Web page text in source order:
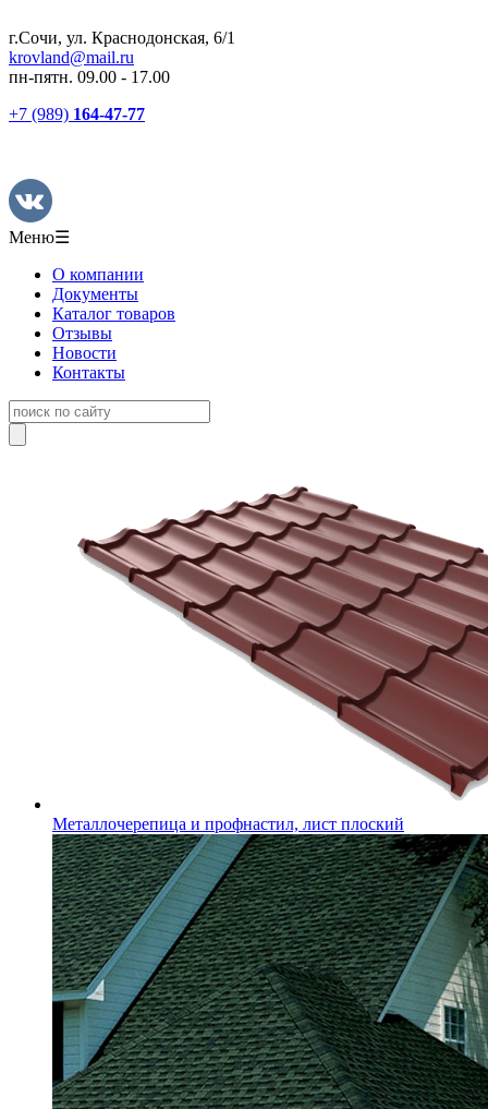
г.Сочи, ул. Краснодонская, 6/1
krovland@mail.ru
пн-пятн. 09.00 - 17.00
+7 (989) 164-47-77
Меню☰
О компании
Документы
Каталог товаров
Отзывы
Новости
Контакты
Металлочерепица и профнастил, лист плоский